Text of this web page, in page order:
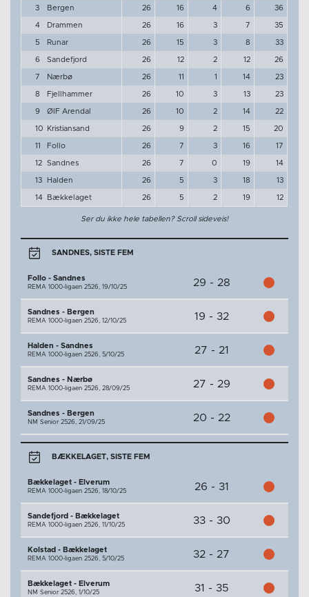
3 Bergen 26 16 4 6 36
4 Drammen 26 16 3 7 35
5 Runar 26 15 3 8 33
6 Sandefjord 26 12 2 12 26
7 Nærbø 26 11 1 14 23
8 Fjellhammer 26 10 3 13 23
9 ØIF Arendal 26 10 2 14 22
10 Kristiansand 26 9 2 15 20
11 Follo 26 7 3 16 17
12 Sandnes 26 7 0 19 14
13 Halden 26 5 3 18 13
14 Bækkelaget 26 5 2 19 12
Ser du ikke hele tabellen? Scroll sideveis!
SANDNES, SISTE FEM
Follo - Sandnes
REMA 1000-ligaen 2526, 19/10/25 29 - 28
Sandnes - Bergen
REMA 1000-ligaen 2526, 12/10/25 19 - 32
Halden - Sandnes
REMA 1000-ligaen 2526, 5/10/25 27 - 21
Sandnes - Nærbø
REMA 1000-ligaen 2526, 28/09/25 27 - 29
Sandnes - Bergen
NM Senior 2526, 21/09/25 20 - 22
BÆKKELAGET, SISTE FEM
Bækkelaget - Elverum
REMA 1000-ligaen 2526, 18/10/25 26 - 31
Sandefjord - Bækkelaget
REMA 1000-ligaen 2526, 11/10/25 33 - 30
Kolstad - Bækkelaget
REMA 1000-ligaen 2526, 5/10/25 32 - 27
Bækkelaget - Elverum
NM Senior 2526, 1/10/25 31 - 35